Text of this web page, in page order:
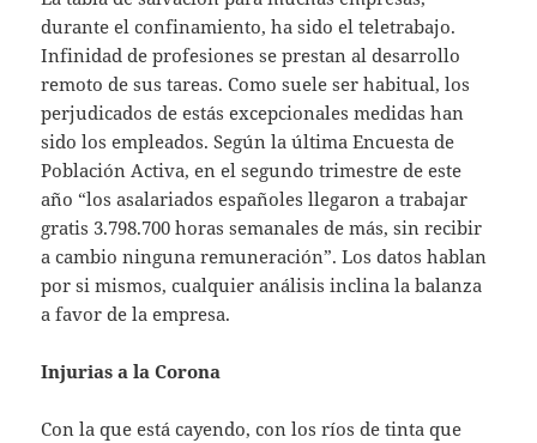
durante el confinamiento, ha sido el teletrabajo.
Infinidad de profesiones se prestan al desarrollo
remoto de sus tareas. Como suele ser habitual, los
perjudicados de estás excepcionales medidas han
sido los empleados. Según la última Encuesta de
Población Activa, en el segundo trimestre de este
año “los asalariados españoles llegaron a trabajar
gratis 3.798.700 horas semanales de más, sin recibir
a cambio ninguna remuneración”. Los datos hablan
por si mismos, cualquier análisis inclina la balanza
a favor de la empresa.
Injurias a la Corona
Con la que está cayendo, con los ríos de tinta que